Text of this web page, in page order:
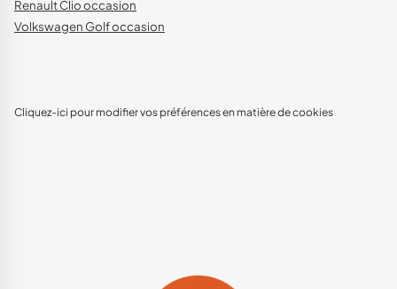
Renault Clio occasion
Volkswagen Golf occasion
Cliquez-ici pour modifier vos préférences en matière de cookies